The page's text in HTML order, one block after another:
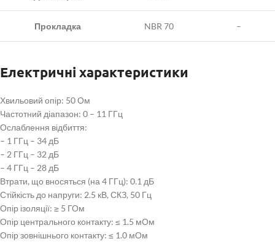
Прокладка NBR 70 –
Електричні характеристики
Хвильовий опір: 50 Ом
Частотний діапазон: 0 – 11 ГГц
Ослаблення відбиття:
– 1 ГГц – 34 дБ
– 2 ГГц – 32 дБ
– 4 ГГц – 28 дБ
Втрати, що вносяться (на 4 ГГц): 0.1 дБ
Стійкість до напруги: 2.5 кВ, СКЗ, 50 Гц
Опір ізоляції: ≥ 5 ГОм
Опір центрального контакту: ≤ 1.5 мОм
Опір зовнішнього контакту: ≤ 1.0 мОм